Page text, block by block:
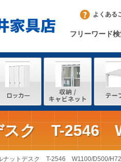
よくある
フリーワード
スク T-2546
ナットデスク T-2546 W1100/D500/